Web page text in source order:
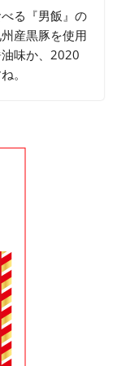
る『男飯』の
産黒豚を使用
味か、2020
。